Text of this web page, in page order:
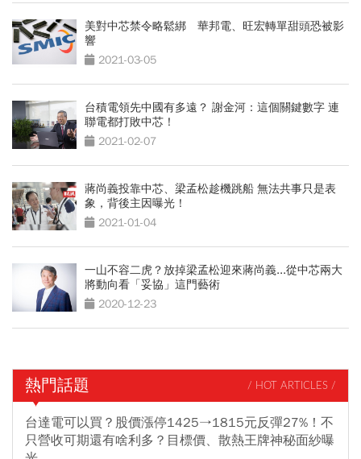
美對中芯禁令略鬆綁 華邦電、旺宏轉單甜頭恐被影
響
2021-03-05
台積電領先中國有多遠？ 謝金河：這個關鍵數字 連
聯電都打敗中芯！
2021-02-07
蔣尚義投靠中芯、梁孟松趁機跳船 無法共事只是表
象，背後主因曝光！
2021-01-04
一山不容二虎？放掉梁孟松迎來蔣尚義...從中芯兩大
將動向看「妥協」這門藝術
2020-12-23
熱門話題 / HOT ARTICLES /
台達電可以買？股價漲停1425→1815元反彈27%！不
只營收可期還有啥利多？目標價、散熱王牌神秘面紗曝